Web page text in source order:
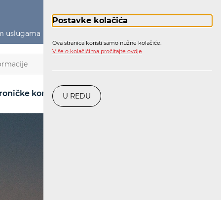
Postavke kolačića
Ova stranica koristi samo nužne kolačiće.
Više o kolačićima pročitajte ovdje
U REDU
uslugama
komunikacije Pošta